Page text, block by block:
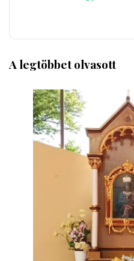
A legtöbbet olvasott